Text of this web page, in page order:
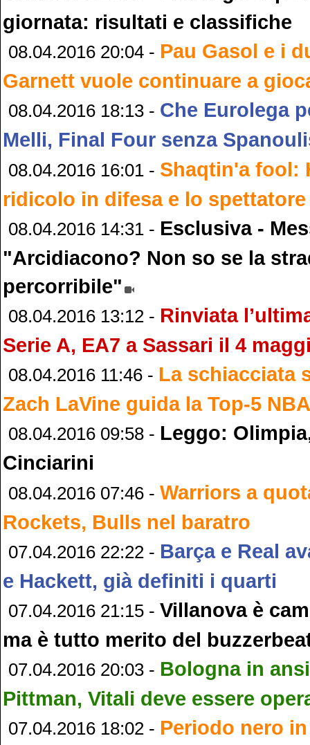
giornata: risultati e classifiche
08.04.2016 20:04 - Pau Gasol e i
Garnett vuole continuare a
08.04.2016 18:13 - Che Eurolega
Melli, Final Four senza
08.04.2016 16:01 - Shaqtin'a fool:
ridicolo in difesa e lo
08.04.2016 14:31 - Esclusiva -
"Arcidiacono? Non so se la
percorribile"
08.04.2016 13:12 - Rinviata
Serie A, EA7 a Sassari il 4
08.04.2016 11:46 - La schiacciata
Zach LaVine guida la Top-5 NBA
08.04.2016 09:58 - Leggo:
Cinciarini
08.04.2016 07:46 - Warriors a
Rockets, Bulls nel baratro
07.04.2016 22:22 - Barça e Real
e Hackett, già definiti i quarti
07.04.2016 21:15 - Villanova è
ma è tutto merito del
07.04.2016 20:03 - Bologna in
Pittman, Vitali deve essere
07.04.2016 18:02 - Periodo nero